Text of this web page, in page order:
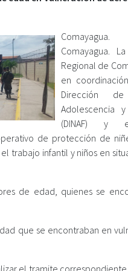
Comayagua.
Comayagua.
Regional de
en
Dirección
Adolescencia
(DINAF) y
de protección de
trabajo infantil y niños en
de edad, quienes se
que se encontraban en
el tramite